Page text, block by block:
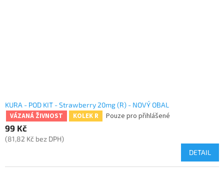
KURA - POD KIT - Strawberry 20mg (R) - NOVÝ OBAL
VÁZANÁ ŽIVNOST KOLEK R
Pouze pro přihlášené
99 Kč
(81,82 Kč bez DPH)
DETAIL